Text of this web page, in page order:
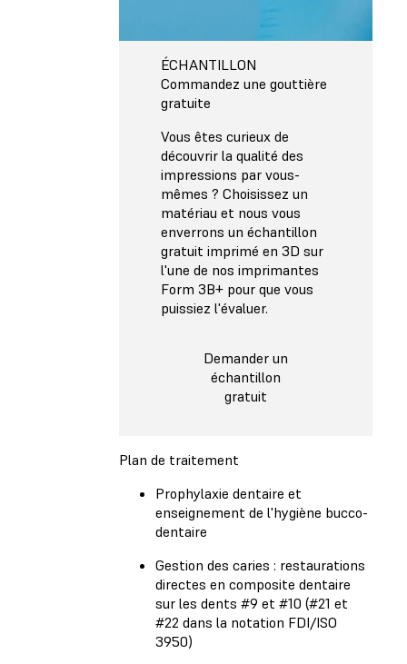
ÉCHANTILLON
Commandez une gouttière
gratuite
Vous êtes curieux de
découvrir la qualité des
impressions par vous-
mêmes ? Choisissez un
matériau et nous vous
enverrons un échantillon
gratuit imprimé en 3D sur
l'une de nos imprimantes
Form 3B+ pour que vous
puissiez l'évaluer.
Demander un
échantillon
gratuit
Plan de traitement
Prophylaxie dentaire et
enseignement de l'hygiène bucco-
dentaire
Gestion des caries : restaurations
directes en composite dentaire
sur les dents #9 et #10 (#21 et
#22 dans la notation FDI/ISO
3950)